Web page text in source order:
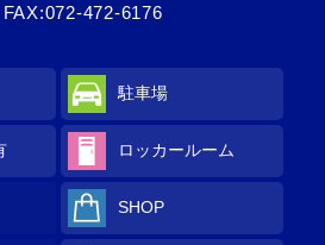
FAX:072-472-6176
駐車場
ロッカールーム
SHOP